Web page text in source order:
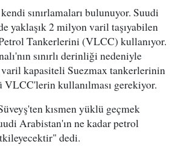
sınırlamaları bulunuyor. Suudi
yaklaşık 2 milyon varil taşıyabilen
Tankerlerini (VLCC) kullanıyor.
sınırlı derinliği nedeniyle
kapasiteli Suezmax tankerlerinin
VLCC'lerin kullanılması gerekiyor.
kısmen yüklü geçmek
Arabistan'ın ne kadar petrol
dedi.